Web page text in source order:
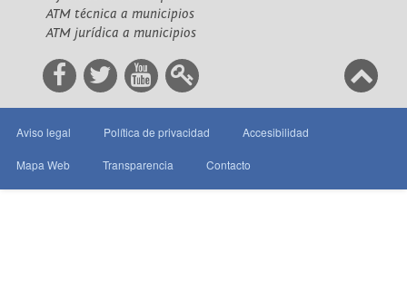
ATM técnica a municipios
ATM jurídica a municipios
Aviso legal Política de privacidad Accesibilidad
Mapa Web Transparencia Contacto